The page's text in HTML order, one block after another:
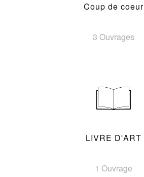
Coup de coeur
3 Ouvrages
LIVRE D'ART
1 Ouvrage